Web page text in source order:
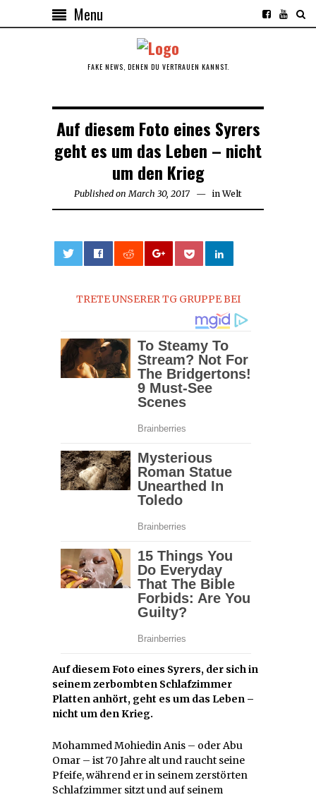
Menu
FAKE NEWS, DENEN DU VERTRAUEN KANNST.
Auf diesem Foto eines Syrers
geht es um das Leben – nicht
um den Krieg
Published on March 30, 2017 in Welt
TRETE UNSERER TG GRUPPE BEI
Auf diesem Foto eines Syrers, der sich in
seinem zerbombten Schlafzimmer
Platten anhört, geht es um das Leben –
nicht um den Krieg.
Mohammed Mohiedin Anis – oder Abu
Omar – ist 70 Jahre alt und raucht seine
Pfeife, während er in seinem zerstörten
Schlafzimmer sitzt und auf seinem